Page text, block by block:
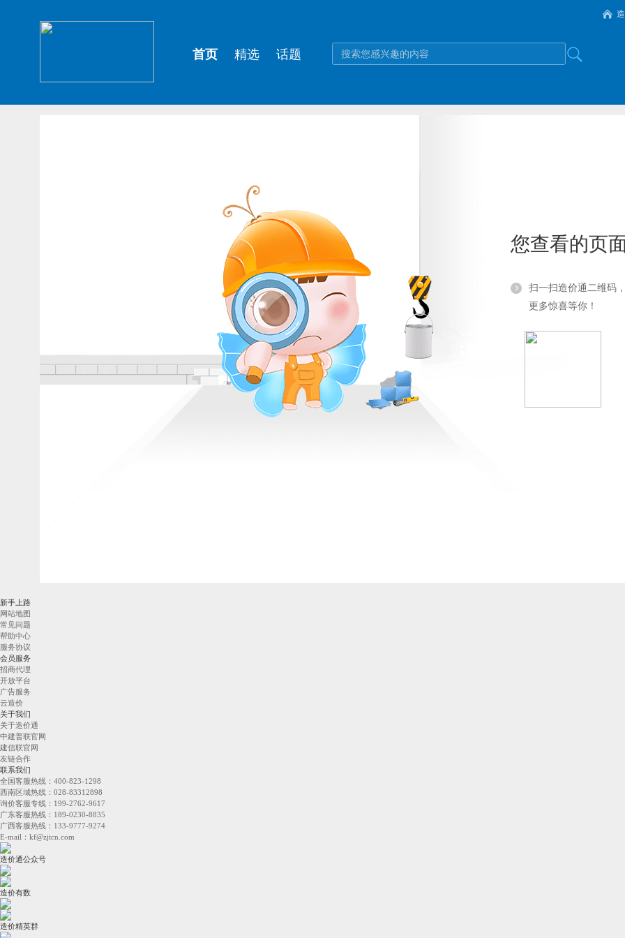
首页 精选 话题
您查看的页
扫一扫造价通二维码
更多惊喜等你！
新手上路
网站地图
常见问题
帮助中心
服务协议
会员服务
招商代理
开放平台
广告服务
云造价
关于我们
关于造价通
中建普联官网
建信联官网
友链合作
联系我们
全国客服热线：400-823-1298
西南区域热线：028-83312898
询价客服专线：199-2762-9617
广东客服热线：189-0230-8835
广西客服热线：133-9777-9274
E-mail：kf@zjtcn.com
造价通公众号
造价有数
造价精英群